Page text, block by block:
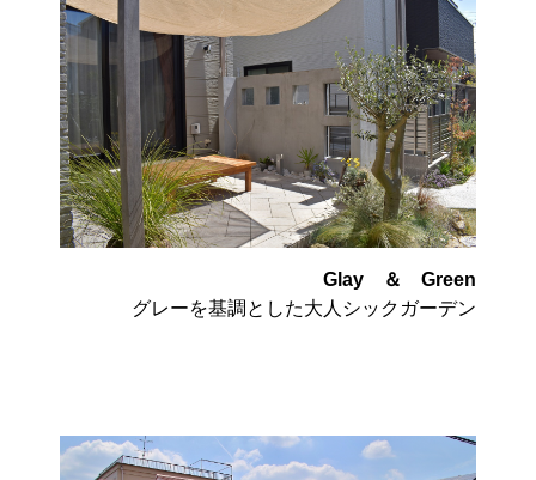
Glay ＆ Green
グレーを基調とした大人シックガーデン